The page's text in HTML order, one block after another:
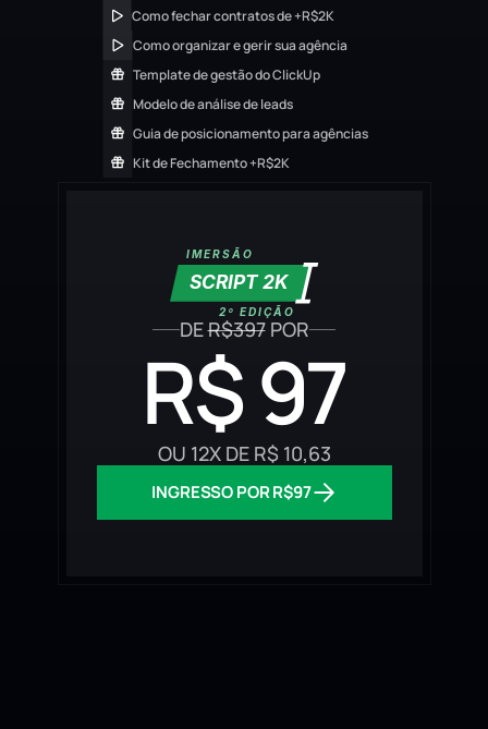
IMERSÃO
2º EDIÇÃO
SCRIPT 2K
DE R$397 POR
R$ 97
OU 12X DE R$ 10,63
INGRESSO POR R$97
Como fechar contratos de +R$2K
Como organizar e gerir sua agência
Template de gestão do ClickUp
Modelo de análise de leads
Guia de posicionamento para agências
Kit de Fechamento +R$2K